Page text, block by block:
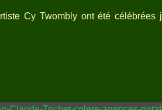
Cy Twombly ont été